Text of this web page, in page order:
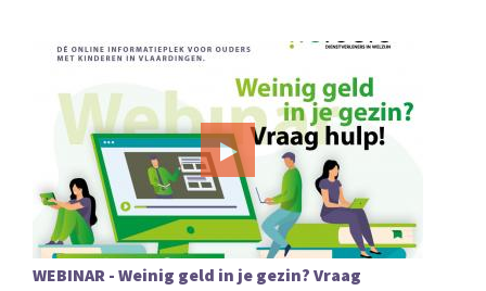
WEBINAR - Weinig geld in je gezin? Vraag